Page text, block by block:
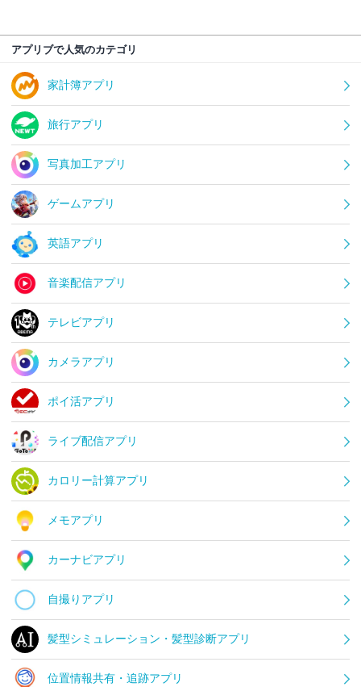
アプリブで人気のカテゴリ
家計簿アプリ
旅行アプリ
写真加工アプリ
ゲームアプリ
英語アプリ
音楽配信アプリ
テレビアプリ
カメラアプリ
ポイ活アプリ
ライブ配信アプリ
カロリー計算アプリ
メモアプリ
カーナビアプリ
自撮りアプリ
髪型シミュレーション・髪型診断アプリ
位置情報共有・追跡アプリ